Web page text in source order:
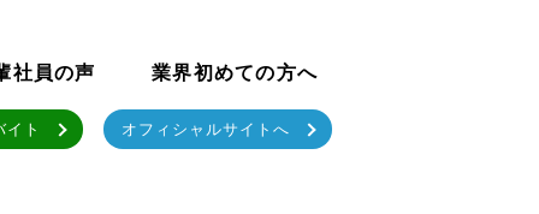
社員の声 業界初めての方へ
イト オフィシャルサイトへ